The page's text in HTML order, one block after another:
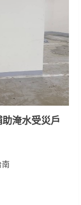
淹水受災戶